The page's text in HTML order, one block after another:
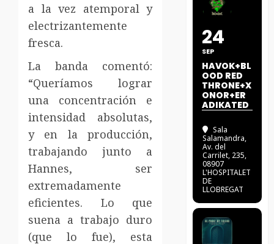
a la vez atemporal y
electrizantemente
fresca.
La banda comentó:
“Queríamos lograr
una concentración e
intensidad absolutas,
y en la producción,
trabajando junto a
Hannes, ser
extremadamente
eficientes. Lo que
suena a trabajo duro
(que lo fue), esta
24
SEP
HAVOK+BL
OOD RED
THRONE+X
ONOR+ER
ADIKATED
Sala
Salamandra,
Av. del
Carrilet, 235,
08907
L'HOSPITALET
DE
LLOBREGAT